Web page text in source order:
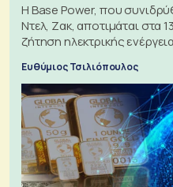
Η Base Power, που
Ντελ, Ζακ, αποτιμάται στα
ζήτηση ηλεκτρικής
Ευθύμιος Τσιλιόπουλος